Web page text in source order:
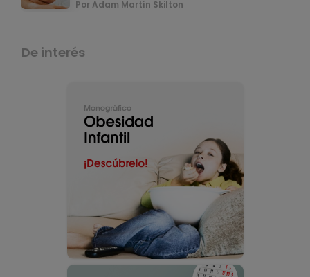
Por Adam Martín Skilton
De interés